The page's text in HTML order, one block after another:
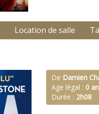
Location de salle
De Damien
Age légal : 0
Durée : 2h08